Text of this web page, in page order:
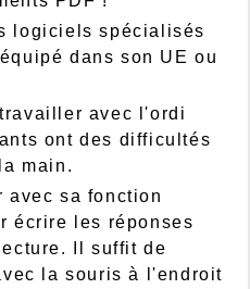
logiciels spécialisés
dans son UE ou
avec l'ordi
ont des difficultés
main.
sa fonction
écrire les réponses
Il suffit de
la souris à l'endroit